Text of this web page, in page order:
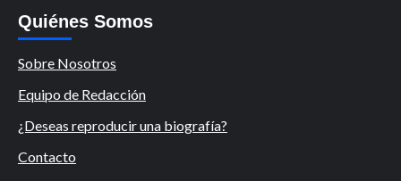
Quiénes Somos
Sobre Nosotros
Equipo de Redacción
¿Deseas reproducir una biografía?
Contacto